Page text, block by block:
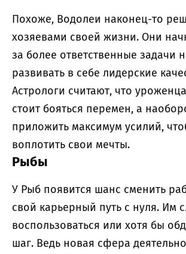
Похоже, Водолеи наконец-то
хозяевами своей жизни. Они
за более ответственные задачи
развивать в себе лидерские
Астрологи считают, что
стоит бояться перемен, а
приложить максимум усилий,
воплотить свои мечты.
Рыбы
У Рыб появится шанс сменить
свой карьерный путь с нуля. Им
воспользоваться или хотя бы
шаг. Ведь новая сфера